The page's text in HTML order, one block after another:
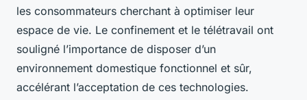
les consommateurs cherchant à optimiser leur
espace de vie. Le confinement et le télétravail ont
souligné l’importance de disposer d’un
environnement domestique fonctionnel et sûr,
accélérant l’acceptation de ces technologies.